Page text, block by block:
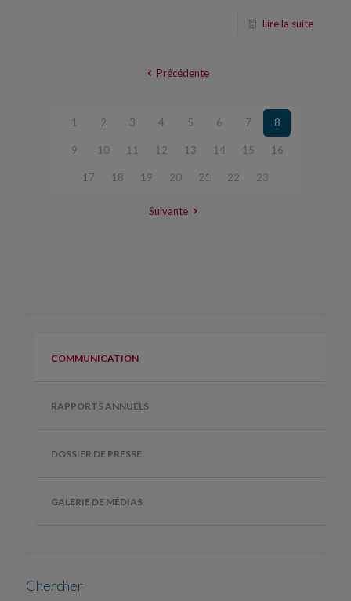
Lire la suite
Précédente
1 2 3 4 5 6 7 8
9 10 11 12 13 14 15 16
17 18 19 20 21 22 23
Suivante
COMMUNICATION
RAPPORTS ANNUELS
DOSSIER DE PRESSE
GALERIE DE MÉDIAS
Chercher